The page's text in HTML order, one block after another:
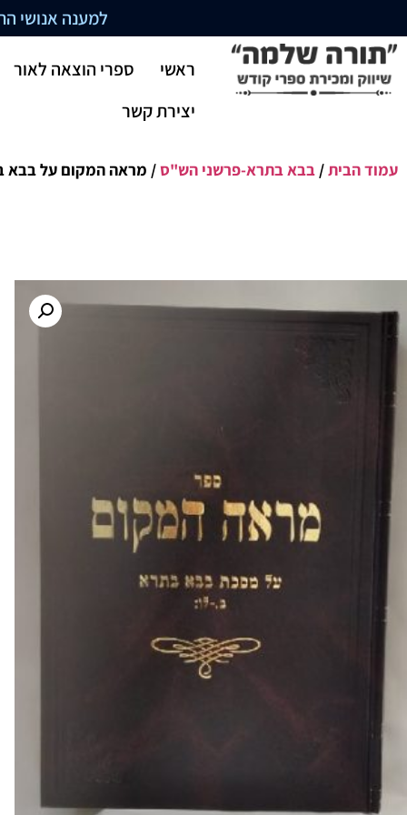
למענה אנושי התקשרו
ראשי
ספרי הוצאה לאור
יצירת קשר
עמוד הבית/ בבא בתרא-פרשני הש"ס/ מראה המקום על בבא